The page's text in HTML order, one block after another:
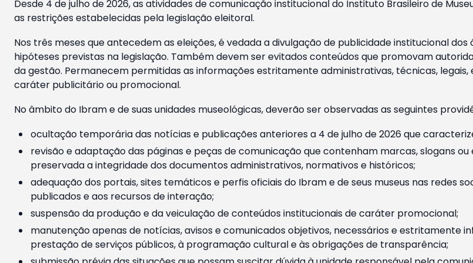
Desde 4 de julho de 2026, as atividades de comunicação institucional do Instituto Brasileiro de
as restrições estabelecidas pela legislação eleitoral.
Nos três meses que antecedem as eleições, é vedada a divulgação de publicidade institucional
hipóteses previstas na legislação. Também devem ser evitados conteúdos que promovam
da gestão. Permanecem permitidas as informações estritamente administrativas, técnicas,
caráter publicitário ou promocional.
No âmbito do Ibram e de suas unidades museológicas, deverão ser observadas as seguintes
ocultação temporária das notícias e publicações anteriores a 4 de julho de 2026 que
revisão e adaptação das páginas e peças de comunicação que contenham marcas, slogans
preservada a integridade dos documentos administrativos, normativos e históricos;
adequação dos portais, sites temáticos e perfis oficiais do Ibram e de seus museus nas redes
publicados e aos recursos de interação;
suspensão da produção e da veiculação de conteúdos institucionais de caráter promocional;
manutenção apenas de notícias, avisos e comunicados objetivos, necessários e estritamente
prestação de serviços públicos, à programação cultural e às obrigações de transparência;